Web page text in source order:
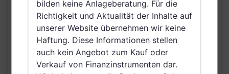
VERTRIEBSZULASSUNG
Italien, Luxemburg,
Österreich, Schweiz,
Finnland, Irland,
Netherlands (Kingdom
of the), Singapur
bilden keine Anlageberatung. Für die
Richtigkeit und Aktualität der Inhalte auf
unserer Website übernehmen wir keine
Haftung. Diese Informationen stellen
auch kein Angebot zum Kauf oder
Verkauf von Finanzinstrumenten dar.